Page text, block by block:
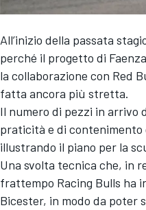
MONOPOSTO
All’inizio della passata
perché il progetto di
la collaborazione con Red
fatta ancora più stretta.
Il numero di pezzi in arrivo
praticità e di contenimento
illustrando il piano per la
Una svolta tecnica che, in
frattempo Racing Bulls ha
Bicester, in modo da poter